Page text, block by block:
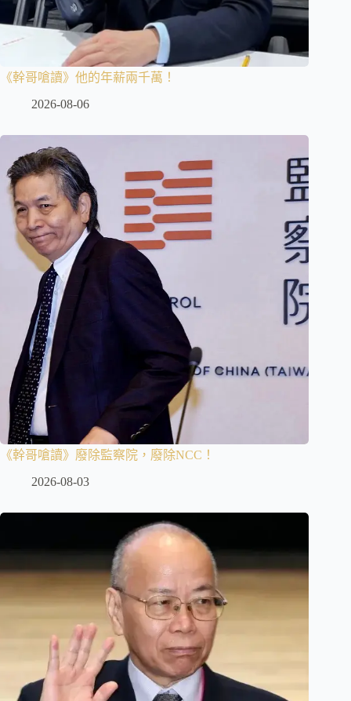
《幹哥嗆讀》他的年薪兩千萬！
2026-08-06
《幹哥嗆讀》廢除監察院，廢除NCC！
2026-08-03